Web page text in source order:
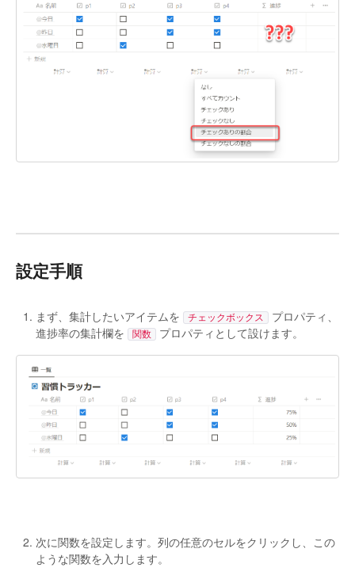
設定手順
まず、集計したいアイテムを チェックボックス
プロパティ、
進捗率の集計欄を
関数 プロパティとして設けます。
次に関数を設定します。列の任意のセルをクリックし、この
ような関数を入力します。